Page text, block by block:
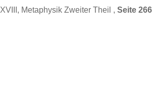
Metaphysik Zweiter Theil , Seite 266